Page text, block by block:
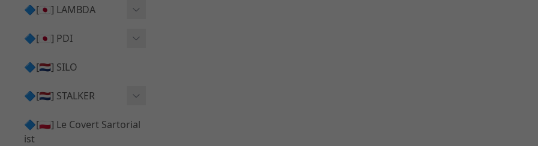
MAXX
SILVERBACK SRS
TAC-41 👁️‍🗨️ 外觀 ⧸ 色彩
MDR-X 🟦 主體 ⧸ 彈匣
✅ 通用 ⧸ 精品
MDR-X 🔄 原廠 ⧸ 零件
Mk23 ⧸ SSX23
SRS ⧸ HTI ⧸ TAC-41
🔷[🇯🇵] LAMBDA
Lambda 05 GBB 精密內管
Lambda 03 AEG 精密內管
Lambda 05 AEG 精密內管
🔷[🇯🇵] PDI
01 精密內管
05 精密內管
08 精密內管
🔷[🇳🇱] SILO
🔷[🇳🇱] STALKER
Action Army AAP01 升級
套件
🔷[🇵🇱] Le Covert Sartorial
ist